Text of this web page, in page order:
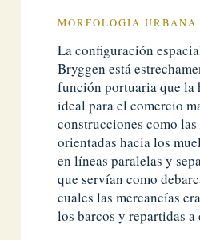
MORFOLOGÍA URBANA
La configuración
Bryggen está
función portuaria que la
ideal para el comercio
construcciones como
orientadas hacia los
en líneas paralelas y
que servían como
cuales las mercancías
los barcos y repartidas a